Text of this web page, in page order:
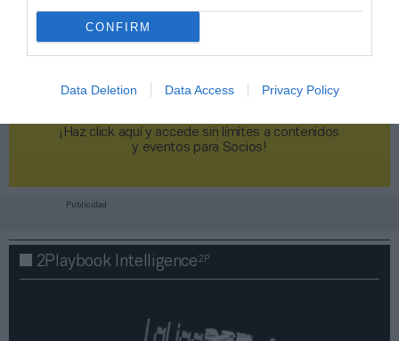
CONFIRM
Data Deletion Data Access Privacy Policy
¡Haz click aquí y accede sin límites a contenidos
y eventos para Socios!​​​​​​​
Publicidad
2Playbook Intelligence2P